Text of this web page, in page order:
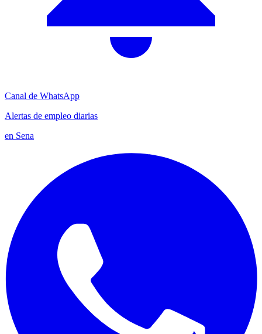
Canal de WhatsApp
Alertas de empleo diarias
en Sena